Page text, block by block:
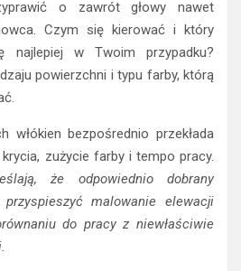
o zawrót głowy nawet
Czym się kierować i który
najlepiej w Twoim przypadku?
powierzchni i typu farby, którą
włókien bezpośrednio przekłada
zużycie farby i tempo pracy.
że odpowiednio dobrany
przyspieszyć malowanie elewacji
do pracy z niewłaściwie